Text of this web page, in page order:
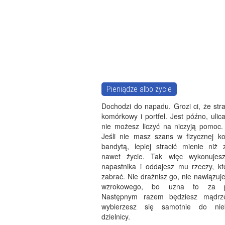
Pieniądze albo życie
Dochodzi do napadu. Grozi ci, że
komórkowy i portfel. Jest późno,
nie możesz liczyć na niczyją
Jeśli nie masz szans w fizycznej
bandytą, lepiej stracić mienie niż
nawet życie. Tak więc
napastnika i oddajesz mu rzeczy,
zabrać. Nie drażnisz go, nie
wzrokowego, bo uzna to za
Następnym razem będziesz
wybierzesz się samotnie do
dzielnicy.